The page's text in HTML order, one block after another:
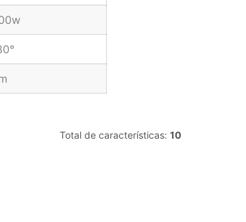
Total de características: 10